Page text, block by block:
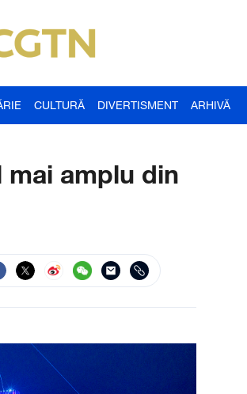
CULTURĂ DIVERTISMENT ARHIVĂ
mai amplu din